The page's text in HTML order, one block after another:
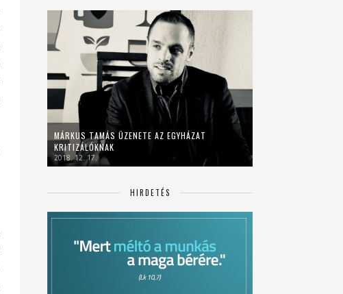
MÁRKUS TAMÁS ÜZENETE AZ EGYHÁZAT
KRITIZÁLÓKNAK
2018. 12. 17.
HIRDETÉS